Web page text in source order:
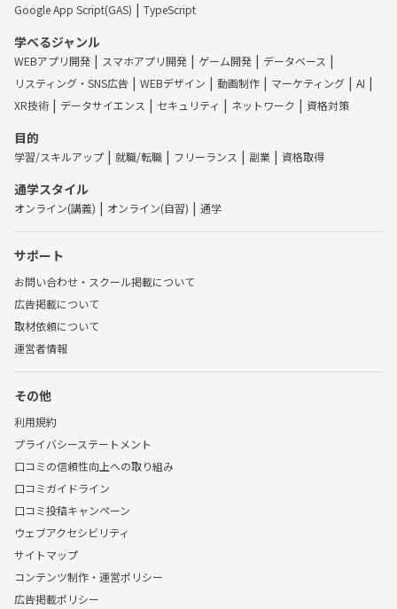
Google App Script(GAS)
TypeScript
学べるジャンル
WEBアプリ開発 スマホアプリ開発 ゲーム開発
データベース
リスティング・SNS広告
WEBデザイン 動画制作 マーケティング
AI
XR技術
データサイエンス セキュリティ ネットワーク 資格対策
目的
学習/スキルアップ 就職/転職 フリーランス 副業 資格取得
通学スタイル
オンライン(講義) オンライン(自習) 通学
サポート
お問い合わせ・スクール掲載について
広告掲載について
取材依頼について
運営者情報
その他
利用規約
プライバシーステートメント
口コミの信頼性向上への取り組み
口コミガイドライン
口コミ投稿キャンペーン
ウェブアクセシビリティ
サイトマップ
コンテンツ制作・運営ポリシー
広告掲載ポリシー